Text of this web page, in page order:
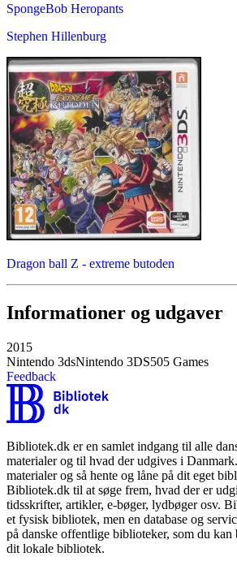
SpongeBob Heropants
Stephen Hillenburg
Dragon ball Z - extreme butoden
Informationer og udgaver
2015
Nintendo 3dsNintendo 3DS505 Games
Feedback
Bibliotek.dk er en samlet indgang til alle
materialer og til hvad der udgives i
materialer og så hente og låne på dit eget
Bibliotek.dk til at søge frem, hvad der er
tidsskrifter, artikler, e-bøger, lydbøger osv.
et fysisk bibliotek, men en database og
på danske offentlige biblioteker, som du
dit lokale bibliotek.